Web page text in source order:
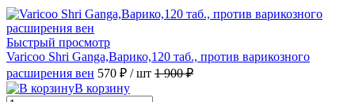
Быстрый просмотр
Varicoo Shri Ganga,Варико,120 таб., против варикозного
расширения вен 570 ₽ / шт 1 900 ₽
В корзину